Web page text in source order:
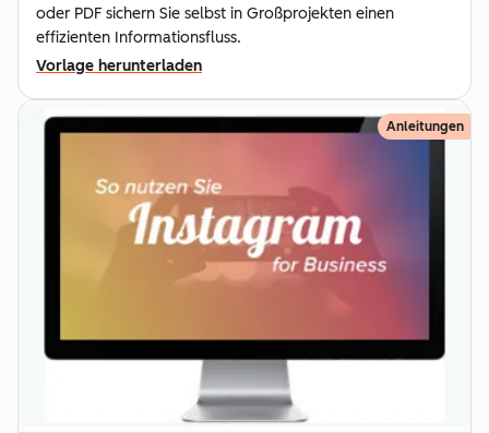
oder PDF sichern Sie selbst in Großprojekten einen
effizienten Informationsfluss.
Vorlage herunterladen
Anleitungen